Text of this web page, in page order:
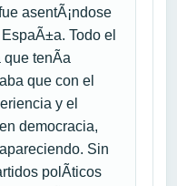
asentÃ¡ndose
Todo el
que tenÃ­a
que con el
y el
democracia,
Sin
polÃ­ticos